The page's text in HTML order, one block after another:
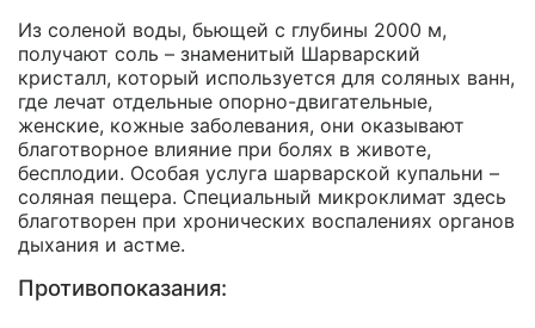
Из соленой воды, бьющей с глубины 2000 м,
получают соль – знаменитый Шарварский
кристалл, который используется для соляных ванн,
где лечат отдельные опорно-двигательные,
женские, кожные заболевания, они оказывают
благотворное влияние при болях в животе,
бесплодии. Особая услуга шарварской купальни –
соляная пещера. Специальный микроклимат здесь
благотворен при хронических воспалениях органов
дыхания и астме.
Противопоказания: